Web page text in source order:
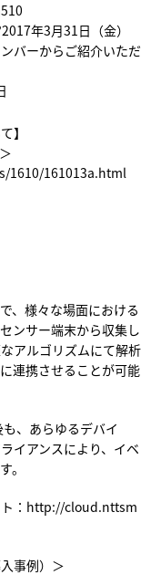
年3月31日（金）
バーからご紹介いただ
】
1610/161013a.html
、様々な場面における
ンサー端末から収集し
アルゴリズムにて解析
連携させることが可能
、あらゆるデバイ
イアンスにより、イベ
。
： http://cloud.nttsm
事例）＞